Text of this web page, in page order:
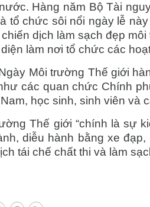
Hàng năm Bộ Tài
tổ chức sôi nổi ngày lễ
dịch làm sạch đẹp
làm nơi tổ chức các
Môi trường Thế giới
các quan chức Chính
học sinh, sinh viên và
Thế giới “chính là sự
diễu hành bằng xe
tái chế chất thi và làm